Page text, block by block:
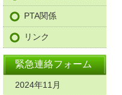
PTA関係
リンク
緊急連絡フォーム
2024年11月